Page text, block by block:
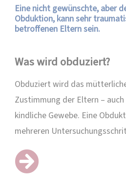
Eine nicht gewünschte, aber
Obduktion, kann sehr
betroffenen Eltern sein.
Was wird obduziert?
Obduziert wird das
Zustimmung der Eltern –
kindliche Gewebe. Eine
mehreren